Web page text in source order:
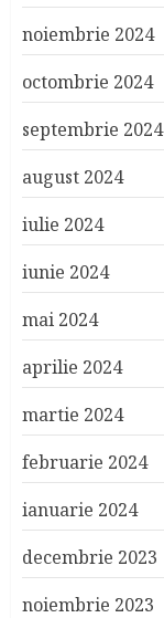
noiembrie 2024
octombrie 2024
septembrie 2024
august 2024
iulie 2024
iunie 2024
mai 2024
aprilie 2024
martie 2024
februarie 2024
ianuarie 2024
decembrie 2023
noiembrie 2023